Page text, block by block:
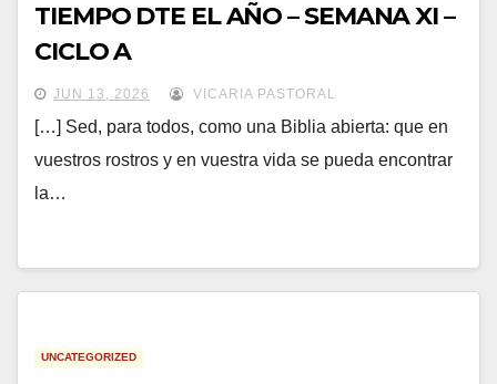
TIEMPO DTE EL AÑO – SEMANA XI –
CICLO A
JUN 13, 2026 VICARIA PASTORAL
[…] Sed, para todos, como una Biblia abierta: que en
vuestros rostros y en vuestra vida se pueda encontrar
la…
UNCATEGORIZED